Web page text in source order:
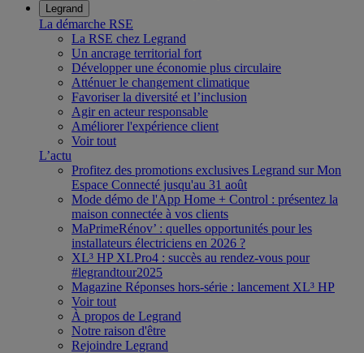
Legrand
La démarche RSE
La RSE chez Legrand
Un ancrage territorial fort
Développer une économie plus circulaire
Atténuer le changement climatique
Favoriser la diversité et l’inclusion
Agir en acteur responsable
Améliorer l'expérience client
Voir tout
L’actu
Profitez des promotions exclusives Legrand sur Mon
Espace Connecté jusqu'au 31 août
Mode démo de l'App Home + Control : présentez la
maison connectée à vos clients
MaPrimeRénov’ : quelles opportunités pour les
installateurs électriciens en 2026 ?
XL³ HP XLPro4 : succès au rendez-vous pour
#legrandtour2025
Magazine Réponses hors-série : lancement XL³ HP
Voir tout
À propos de Legrand
Notre raison d'être
Rejoindre Legrand